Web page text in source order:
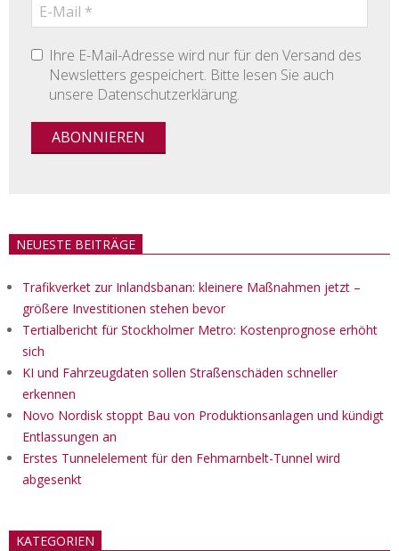
Ihre E-Mail-Adresse wird nur für den Versand des
Newsletters gespeichert. Bitte lesen Sie auch
unsere Datenschutzerklärung.
NEUESTE BEITRÄGE
Trafikverket zur Inlandsbanan: kleinere Maßnahmen jetzt –
größere Investitionen stehen bevor
Tertialbericht für Stockholmer Metro: Kostenprognose erhöht
sich
KI und Fahrzeugdaten sollen Straßenschäden schneller
erkennen
Novo Nordisk stoppt Bau von Produktionsanlagen und kündigt
Entlassungen an
Erstes Tunnelelement für den Fehmarnbelt-Tunnel wird
abgesenkt
KATEGORIEN